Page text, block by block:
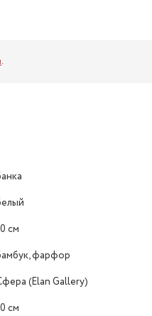
.
см
фарфор
(Elan Gallery)
см